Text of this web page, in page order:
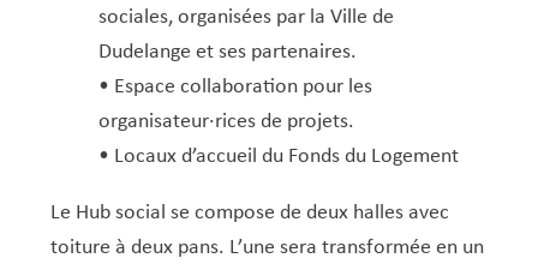
sociales, organisées par la Ville de
Dudelange et ses partenaires.
• Espace collaboration pour les
organisateur·rices de projets.
• Locaux d’accueil du Fonds du Logement
Le Hub social se compose de deux halles avec
toiture à deux pans. L’une sera transformée en un